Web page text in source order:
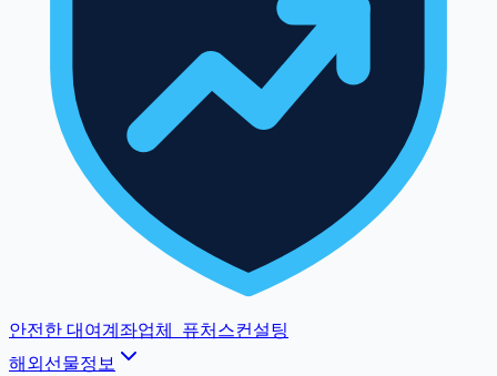
안전한 대여계좌업체
퓨처스컨설팅
해외선물정보